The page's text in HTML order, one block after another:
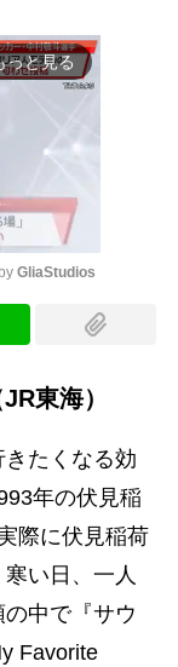
っと見る
GliaStudios
東海）
たくなる効
年の伏見稲
際に伏見稲荷
い日、一人
中で『サウ
Favorite